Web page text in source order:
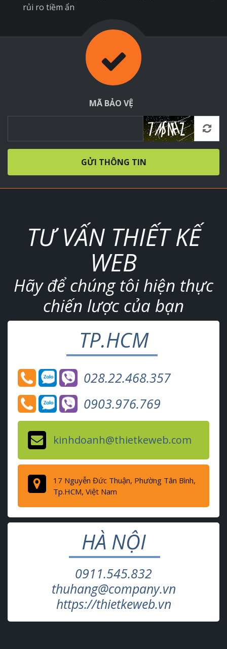
rủi ro tiềm ẩn
MÃ BẢO VỆ
GỬI THÔNG TIN
TƯ VẤN THIẾT KẾ
WEB
Hãy để chúng tôi hiện thực
chiến lược của bạn
TP.HCM
028.22.468.357
0903.976.769
kinhdoanh@thietkeweb.com
17 Nguyễn Đức Thuận, Phường Tân Bình,
Tp.HCM, Việt Nam
HÀ NỘI
0911.545.832
thuhang@company.vn
https://thietkeweb.vn